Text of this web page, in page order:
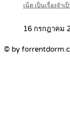
เน็ต เป็นเรื่องจำ
16 กรกฎาคม
© by